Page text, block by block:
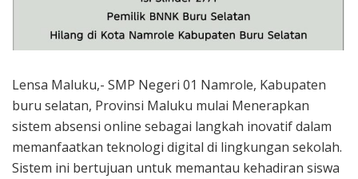
Lensa Maluku,- SMP Negeri 01 Namrole, Kabupaten
buru selatan, Provinsi Maluku mulai Menerapkan
sistem absensi online sebagai langkah inovatif dalam
memanfaatkan teknologi digital di lingkungan sekolah.
Sistem ini bertujuan untuk memantau kehadiran siswa